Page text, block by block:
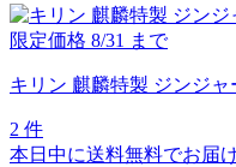
限定価格 8/31 まで
キリン 麒麟特製 ジンジ
2 件
本日中に送料無料でお届